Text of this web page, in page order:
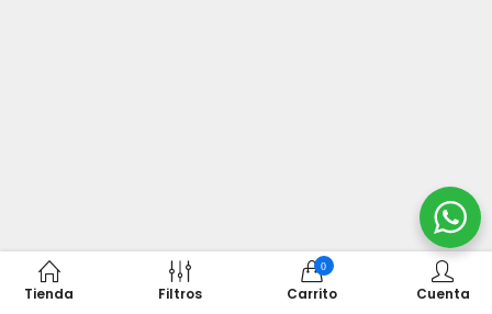
Tienda Filtros
0
Carrito Cuenta